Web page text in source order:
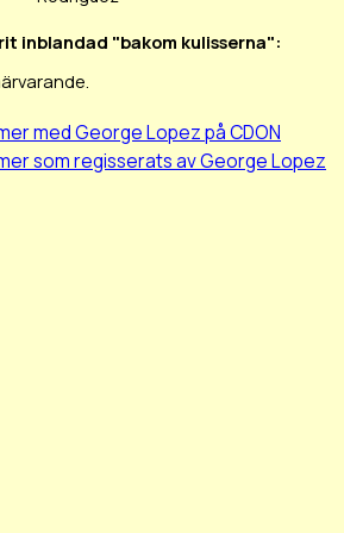
inblandad "bakom kulisserna":
med George Lopez på CDON
som regisserats av George Lopez